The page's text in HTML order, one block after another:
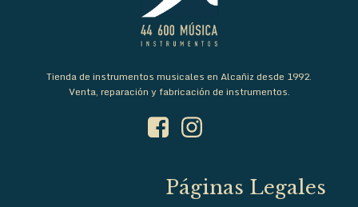
Tienda de instrumentos musicales en Alcañiz desde 1992.
Venta, reparación y fabricación de instrumentos.
Páginas Legales